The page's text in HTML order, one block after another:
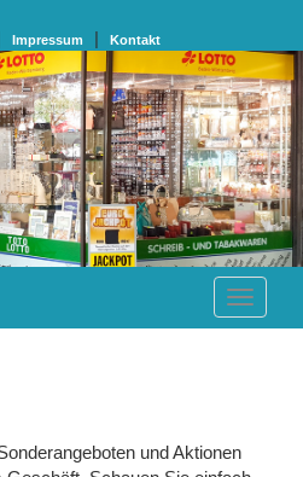
Impressum | Kontakt
und Aktionen